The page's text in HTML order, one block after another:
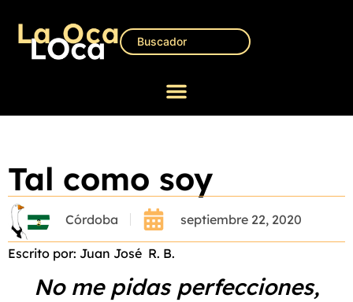
Tal como soy
Córdoba septiembre 22, 2020
Escrito por: Juan José R. B.
No me pidas perfecciones,